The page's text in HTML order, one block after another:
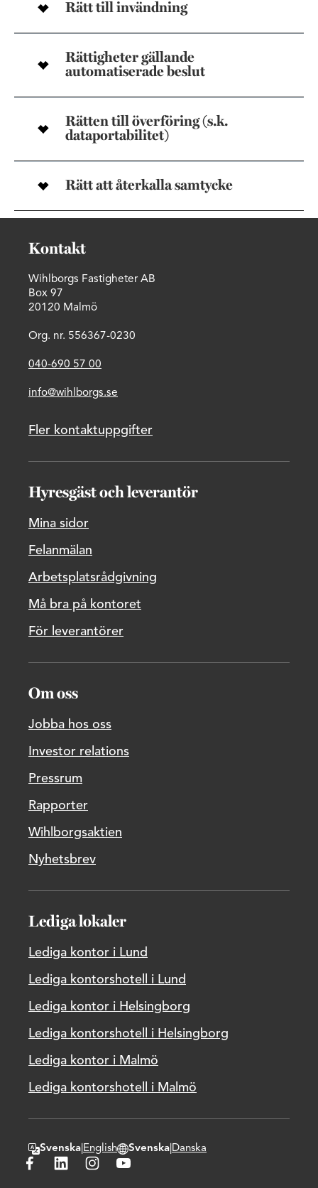
Rätt till invändning
Rättigheter gällande
automatiserade beslut
Rätten till överföring (s.k.
dataportabilitet)
Rätt att återkalla samtycke
Kontakt
Wihlborgs Fastigheter AB
Box 97
20120 Malmö
Org. nr. 556367-0230
040-690 57 00
info@wihlborgs.se
Fler kontaktuppgifter
Hyresgäst och leverantör
Mina sidor
Felanmälan
Arbetsplatsrådgivning
Må bra på kontoret
För leverantörer
Om oss
Jobba hos oss
Investor relations
Pressrum
Rapporter
Wihlborgsaktien
Nyhetsbrev
Lediga lokaler
Lediga kontor i Lund
Lediga kontorshotell i Lund
Lediga kontor i Helsingborg
Lediga kontorshotell i Helsingborg
Lediga kontor i Malmö
Lediga kontorshotell i Malmö
Byt textspråk
Svenska English
Byt hemsidans domänspråk
Svenska Danska
Besök Wihlborgs på Facebook
Besök Wihlborgs på LinkedIn
Besök Wihlborgs på Instagram
Besök Wihlborgs på Youtube